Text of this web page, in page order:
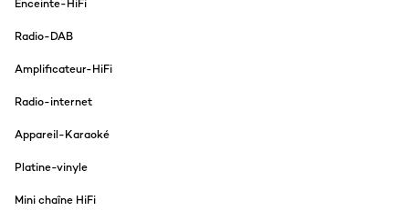
Enceinte-HiFi
Radio-DAB
Amplificateur-HiFi
Radio-internet
Appareil-Karaoké
Platine-vinyle
Mini chaîne HiFi